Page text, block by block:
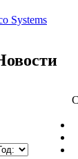
Systems